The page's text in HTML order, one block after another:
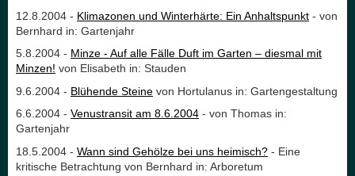
12.8.2004 - Klimazonen und Winterhärte: Ein Anhaltspunkt - von
Bernhard in: Gartenjahr
5.8.2004 - Minze - Auf alle Fälle Duft im Garten – diesmal mit
Minzen! von Elisabeth in: Stauden
9.6.2004 - Blühende Steine von Hortulanus in: Gartengestaltung
6.6.2004 - Venustransit am 8.6.2004 - von Thomas in:
Gartenjahr
18.5.2004 - Wann sind Gehölze bei uns heimisch? - Eine
kritische Betrachtung von Bernhard in: Arboretum